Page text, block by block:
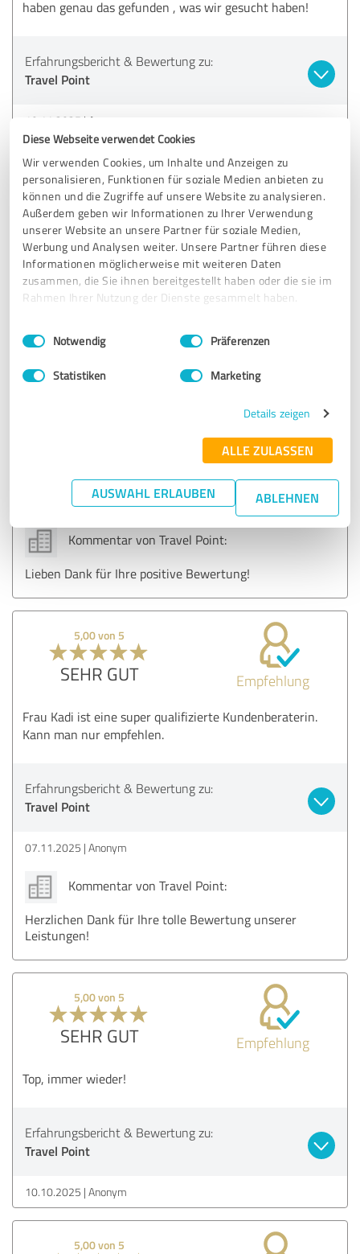
Diese Webseite verwendet Cookies
Wir verwenden Cookies, um Inhalte und Anzeigen zu
personalisieren, Funktionen für soziale Medien anbieten zu
können und die Zugriffe auf unsere Website zu analysieren.
Außerdem geben wir Informationen zu Ihrer Verwendung
unserer Website an unsere Partner für soziale Medien,
Werbung und Analysen weiter. Unsere Partner führen diese
Informationen möglicherweise mit weiteren Daten
zusammen, die Sie ihnen bereitgestellt haben oder die sie im
Rahmen Ihrer Nutzung der Dienste gesammelt haben.
Impressum Datenschutzbestimmungen
Einwilligungsauswahl
Notwendig Präferenzen
Statistiken Marketing
Details zeigen
ALLE ZULASSEN
AUSWAHL ERLAUBEN ABLEHNEN
haben genau das gefunden , was wir gesucht haben!
Erfahrungsbericht & Bewertung zu:
Travel Point
10.11.2025 Anonym
Kommentar von Travel Point:
Danke für die tolle Bewertung!
5,00 von 5
SEHR GUT Empfehlung
Frau Kadi ist professionell und kompetent, erkennt die
Bedürfnisse des Kunden gut und findet schnell das
passende Angebot in verschiedenen Varianten. 100%
empfehlenswert!!!
Erfahrungsbericht & Bewertung zu:
09.11.2025 Anonym
Kommentar von Travel Point:
Lieben Dank für Ihre positive Bewertung!
5,00 von 5
SEHR GUT Empfehlung
Frau Kadi ist eine super qualifizierte Kundenberaterin.
Kann man nur empfehlen.
Erfahrungsbericht & Bewertung zu:
Travel Point
07.11.2025 Anonym
Kommentar von Travel Point:
Herzlichen Dank für Ihre tolle Bewertung unserer
Leistungen!
5,00 von 5
SEHR GUT Empfehlung
Top, immer wieder!
Erfahrungsbericht & Bewertung zu:
Travel Point
10.10.2025 Anonym
5,00 von 5